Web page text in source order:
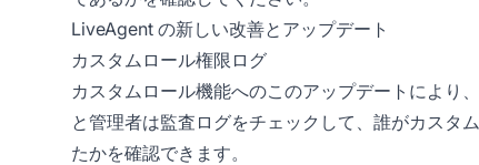
LiveAgent の新しい改善とアップデート
カスタムロール権限ログ
カスタムロール機能へのこのアップデートにより
と管理者は監査ログをチェックして、誰がカスタ
たかを確認できます。